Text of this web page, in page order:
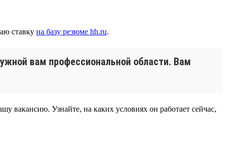
ставку на базу резюме hh.ru.
вам профессиональной области. Вам
вакансию. Узнайте, на каких условиях он работает сейчас,